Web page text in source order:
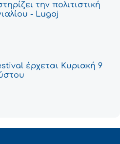
την πολιτιστική
- Lugoj
έρχεται Κυριακή 9